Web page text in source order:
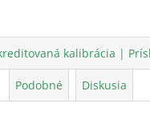
kalibrácia |
Podobné Diskusia